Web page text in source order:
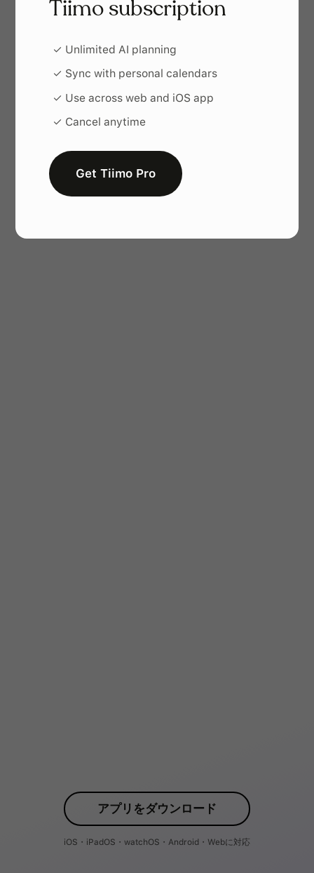
Tiimo subscription
✓ Unlimited AI planning
✓ Sync with personal calendars
✓ Use across web and iOS app
✓ Cancel anytime
Get Tiimo Pro
かなくてもホーム画面やロック画面から
サッと追加可能。どこにいても、一歩先
アプリをダウンロード
iOS・iPadOS・watchOS・Android・Webに対応